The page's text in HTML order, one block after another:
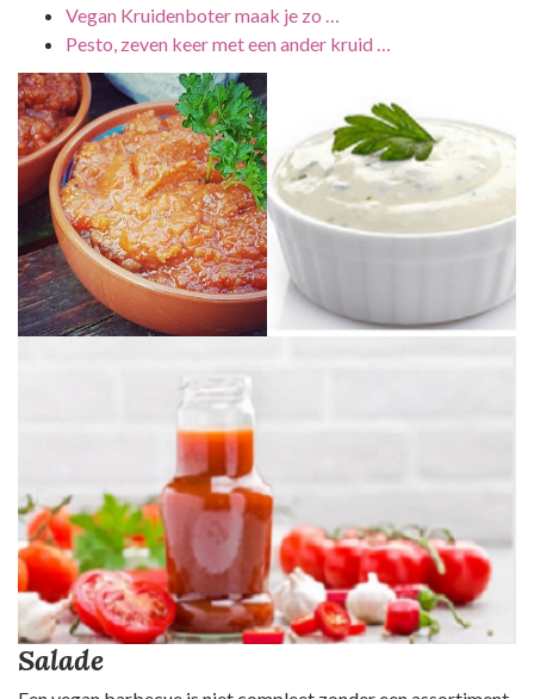
Vegan Kruidenboter maak je zo …
Pesto, zeven keer met een ander kruid …
Salade